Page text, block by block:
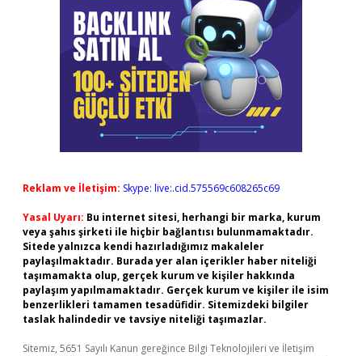
Reklam ve İletişim: Skype: live:.cid.575569c608265c69
Yasal Uyarı: Bu internet sitesi, herhangi bir marka, kurum
veya şahıs şirketi ile hiçbir bağlantısı bulunmamaktadır.
Sitede yalnızca kendi hazırladığımız makaleler
paylaşılmaktadır. Burada yer alan içerikler haber niteliği
taşımamakta olup, gerçek kurum ve kişiler hakkında
paylaşım yapılmamaktadır. Gerçek kurum ve kişiler ile isim
benzerlikleri tamamen tesadüfidir. Sitemizdeki bilgiler
taslak halindedir ve tavsiye niteliği taşımazlar.
Sitemiz, 5651 Sayılı Kanun gereğince Bilgi Teknolojileri ve İletişim